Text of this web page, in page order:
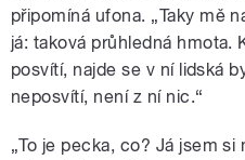
připomíná ufona. „Taky mě
já: taková průhledná hmota.
posvítí, najde se v ní lidská
neposvítí, není z ní nic.“
„To je pecka, co? Já jsem